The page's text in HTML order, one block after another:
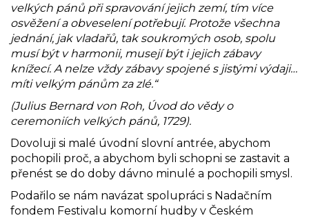
velkých pánů při spravování jejich zemí, tím více
osvěžení a obveselení potřebují. Protože všechna
jednání, jak vladařů, tak soukromých osob, spolu
musí být v harmonii, musejí být i jejich zábavy
knížecí. A nelze vždy zábavy spojené s jistými výdaji…
míti velkým pánům za zlé.“
(Julius Bernard von Roh, Úvod do vědy o
ceremoniích velkých pánů, 1729).
Dovoluji si malé úvodní slovní antrée, abychom
pochopili proč, a abychom byli schopni se zastavit a
přenést se do doby dávno minulé a pochopili smysl.
Podařilo se nám navázat spolupráci s Nadačním
fondem Festivalu komorní hudby v Českém